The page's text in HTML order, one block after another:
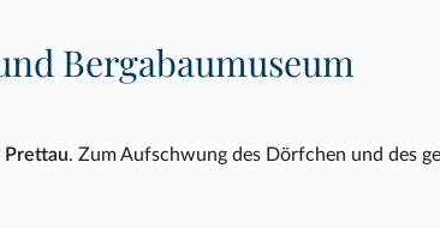
Bergabaumuseum
Prettau. Zum Aufschwung des Dörfchen und des